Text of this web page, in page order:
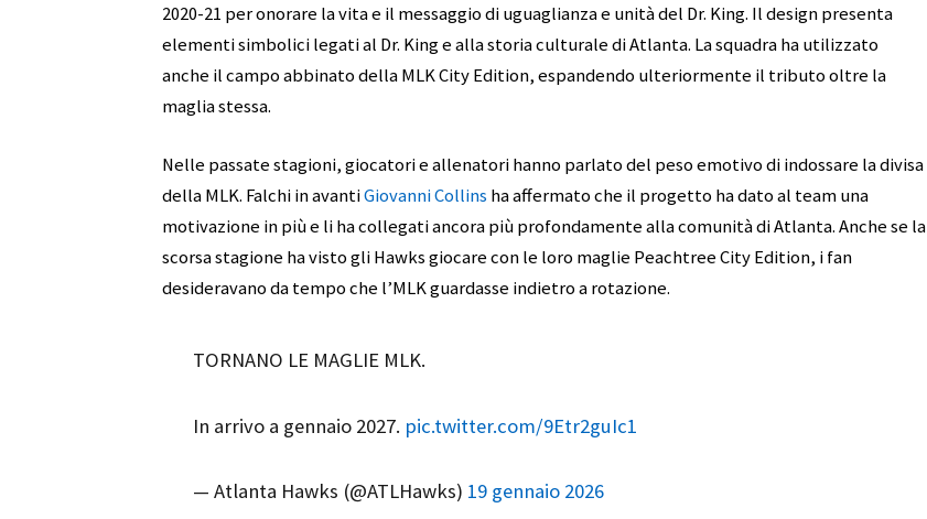
2020-21 per onorare la vita e il messaggio di uguaglianza e unità del Dr. King. Il design presenta
elementi simbolici legati al Dr. King e alla storia culturale di Atlanta. La squadra ha utilizzato
anche il campo abbinato della MLK City Edition, espandendo ulteriormente il tributo oltre la
maglia stessa.
Nelle passate stagioni, giocatori e allenatori hanno parlato del peso emotivo di indossare la divisa
della MLK. Falchi in avantiGiovanni Collins ha affermato che il progetto ha dato al team una
motivazione in più e li ha collegati ancora più profondamente alla comunità di Atlanta. Anche se la
scorsa stagione ha visto gli Hawks giocare con le loro maglie Peachtree City Edition, i fan
desideravano da tempo che l’MLK guardasse indietro a rotazione.
TORNANO LE MAGLIE MLK.
In arrivo a gennaio 2027. pic.twitter.com/9Etr2guIc1
— Atlanta Hawks (@ATLHawks) 19 gennaio 2026